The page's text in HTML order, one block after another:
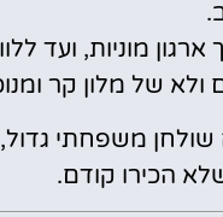
מוניות, ועד
של מלון קר
משפחתי גדול,
הכירו קודם.